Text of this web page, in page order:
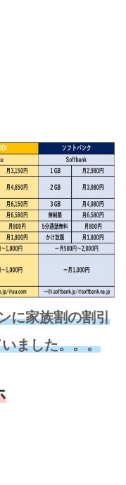
に家族割の割引
ました。。。